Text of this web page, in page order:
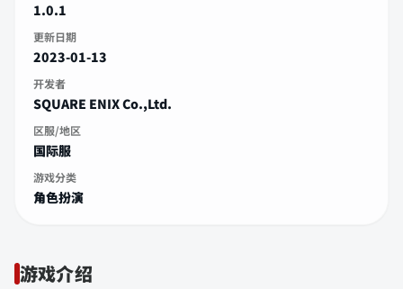
1.0.1
更新日期
2023-01-13
开发者
SQUARE ENIX Co.,Ltd.
区服/地区
国际服
游戏分类
角色扮演
游戏介绍